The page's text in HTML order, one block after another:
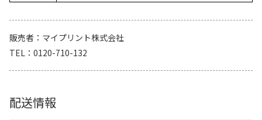
販売者
マイプリント株式会社
TEL
0120-710-132
配送情報